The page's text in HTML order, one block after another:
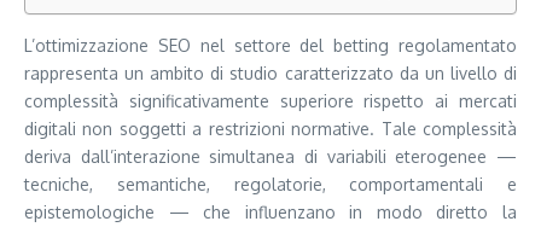
L’ottimizzazione SEO nel settore del betting regolamentato
rappresenta un ambito di studio caratterizzato da un livello di
complessità significativamente superiore rispetto ai mercati
digitali non soggetti a restrizioni normative. Tale complessità
deriva dall’interazione simultanea di variabili eterogenee —
tecniche, semantiche, regolatorie, comportamentali e
epistemologiche — che influenzano in modo diretto la